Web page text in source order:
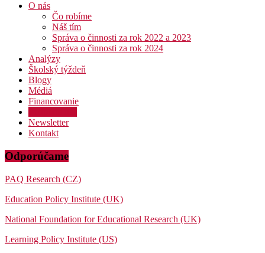
O nás
Čo robíme
Náš tím
Správa o činnosti za rok 2022 a 2023
Správa o činnosti za rok 2024
Analýzy
Školský týždeň
Blogy
Médiá
Financovanie
Newsletter
Kontakt
Odporúčame
PAQ Research (CZ)
Education Policy Institute (UK)
National Foundation for Educational Research (UK)
Learning Policy Institute (US)